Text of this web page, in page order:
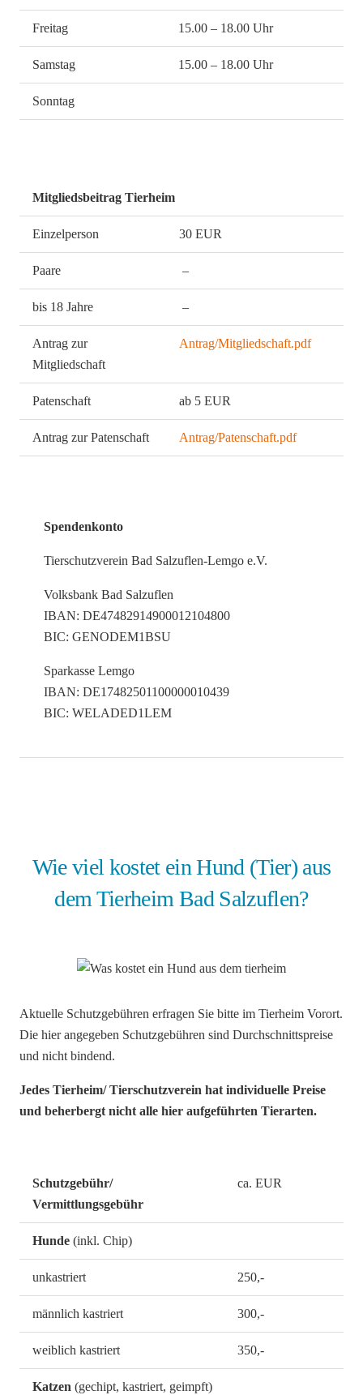
Freitag 15.00 – 18.00 Uhr
Samstag 15.00 – 18.00 Uhr
Sonntag
Mitgliedsbeitrag Tierheim
Einzelperson 30 EUR
Paare –
bis 18 Jahre –
Antrag zur
Mitgliedschaft
Antrag/Mitgliedschaft.pdf
Patenschaft ab 5 EUR
Antrag zur Patenschaft Antrag/Patenschaft.pdf
Spendenkonto
Tierschutzverein Bad Salzuflen-Lemgo e.V.
Volksbank Bad Salzuflen
IBAN: DE47482914900012104800
BIC: GENODEM1BSU
Sparkasse Lemgo
IBAN: DE17482501100000010439
BIC: WELADED1LEM
Wie viel kostet ein Hund (Tier) aus
dem Tierheim Bad Salzuflen?
Aktuelle Schutzgebühren erfragen Sie bitte im Tierheim Vorort.
Die hier angegeben Schutzgebühren sind Durchschnittspreise
und nicht bindend.
Jedes Tierheim/ Tierschutzverein hat individuelle Preise
und beherbergt nicht alle hier aufgeführten Tierarten.
Schutzgebühr/
Vermittlungsgebühr
ca. EUR
Hunde (inkl. Chip)
unkastriert 250,-
männlich kastriert 300,-
weiblich kastriert 350,-
Katzen (gechipt, kastriert, geimpft)